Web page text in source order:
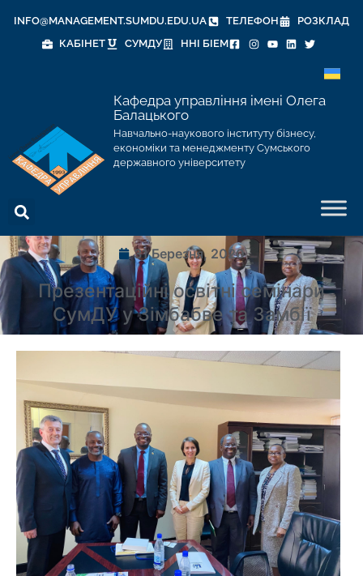
INFO@MANAGEMENT.SUMDU.EDU.UA ТЕЛЕФОН
РОЗКЛАД
КАБІНЕТ
СУМДУ ННІ БІЕМ
Кафедра управління імені Олега
Балацького
Навчально-наукового інституту бізнесу,
економіки та менеджменту Сумського
державного університету
31 Березня, 2020
Презентаційні освітні семінари
СумДУ у Зімбабве та Замбії